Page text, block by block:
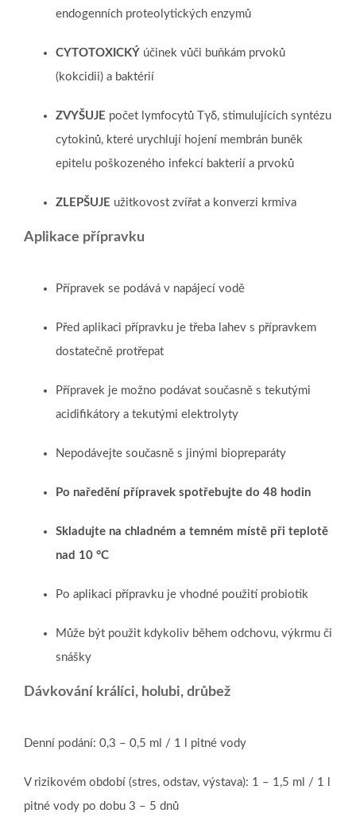
endogenních proteolytických enzymů
CYTOTOXICKÝ účinek vůči buňkám prvoků
(kokcidii) a baktérií
ZVYŠUJE počet lymfocytů Tγδ, stimulujících syntézu
cytokinů, které urychlují hojení membrán buněk
epitelu poškozeného infekcí bakterií a prvoků
ZLEPŠUJE užitkovost zvířat a konverzi krmiva
Aplikace přípravku
Přípravek se podává v napájecí vodě
Před aplikaci přípravku je třeba lahev s přípravkem
dostatečně protřepat
Přípravek je možno podávat současně s tekutými
acidifikátory a tekutými elektrolyty
Nepodávejte současně s jinými biopreparáty
Po naředění přípravek spotřebujte do 48 hodin
Skladujte na chladném a temném místě při teplotě
nad 10 °C
Po aplikaci přípravku je vhodné použití probiotik
Může být použit kdykoliv během odchovu, výkrmu či
snášky
Dávkování králíci, holubi, drůbež
Denní podání: 0,3 – 0,5 ml / 1 l pitné vody
V rizikovém období (stres, odstav, výstava): 1 – 1,5 ml / 1 l
pitné vody po dobu 3 – 5 dnů